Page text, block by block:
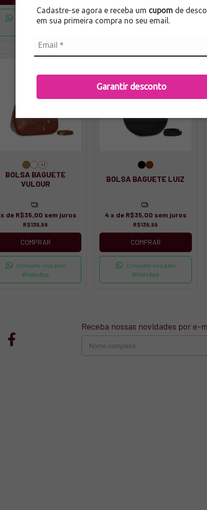
Cadastre-se agora e receba um cupom de
em sua primeira compra no seu email.
Garantir desconto
Consulte-nos pelo
Consulte-nos pelo
+1
BOLSA BAGUETE
VULOUR
R$139,99
x de R$35,00 sem juros
COMPRAR
Consulte-nos pelo
WhatsApp
BOLSA BAGUETE LUIZ
R$139,99
4 x de R$35,00 sem juros
COMPRAR
Consulte-nos pelo
WhatsApp
Receba nossas novidades por e-